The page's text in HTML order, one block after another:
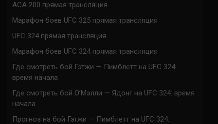
ACA 200 прямая трансляция
Марафон боев UFC 325 прямая трансляция
UFC 324 прямая трансляция
Марафон боев UFC 324 прямая трансляция
Где смотреть бой Гэтжи — Пимблетт на UFC 324:
время начала
Где смотреть бой О’Мэлли — Ядонг на UFC 324: время
начала
Прогноз на бой Гэтжи — Пимблетт на UFC 324: